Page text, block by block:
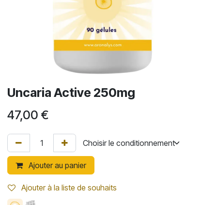
Uncaria Active 250mg
47,00 €
Ajouter au panier
Ajouter à la liste de souhaits